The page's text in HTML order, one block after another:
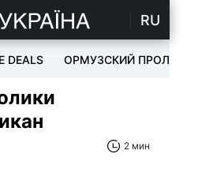
RU
DEALS ОРМУЗСКИЙ ПРОЛИВ
2 мин